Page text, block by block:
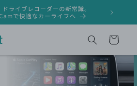
ドライブレコーダーの新常識。
で快適なカーライフへ
ドライ
カ
ー